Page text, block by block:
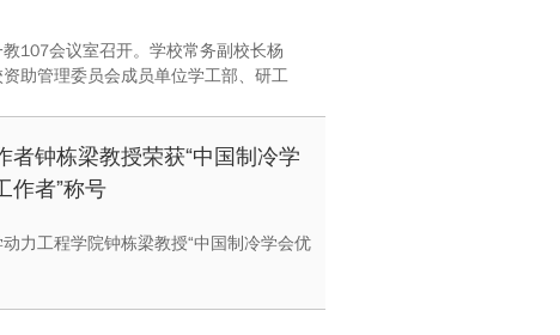
107会议室召开。学校常务副校长杨
助管理委员会成员单位学工部、研工
者钟栋梁教授荣获“中国制冷学
作者”称号
力工程学院钟栋梁教授“中国制冷学会优